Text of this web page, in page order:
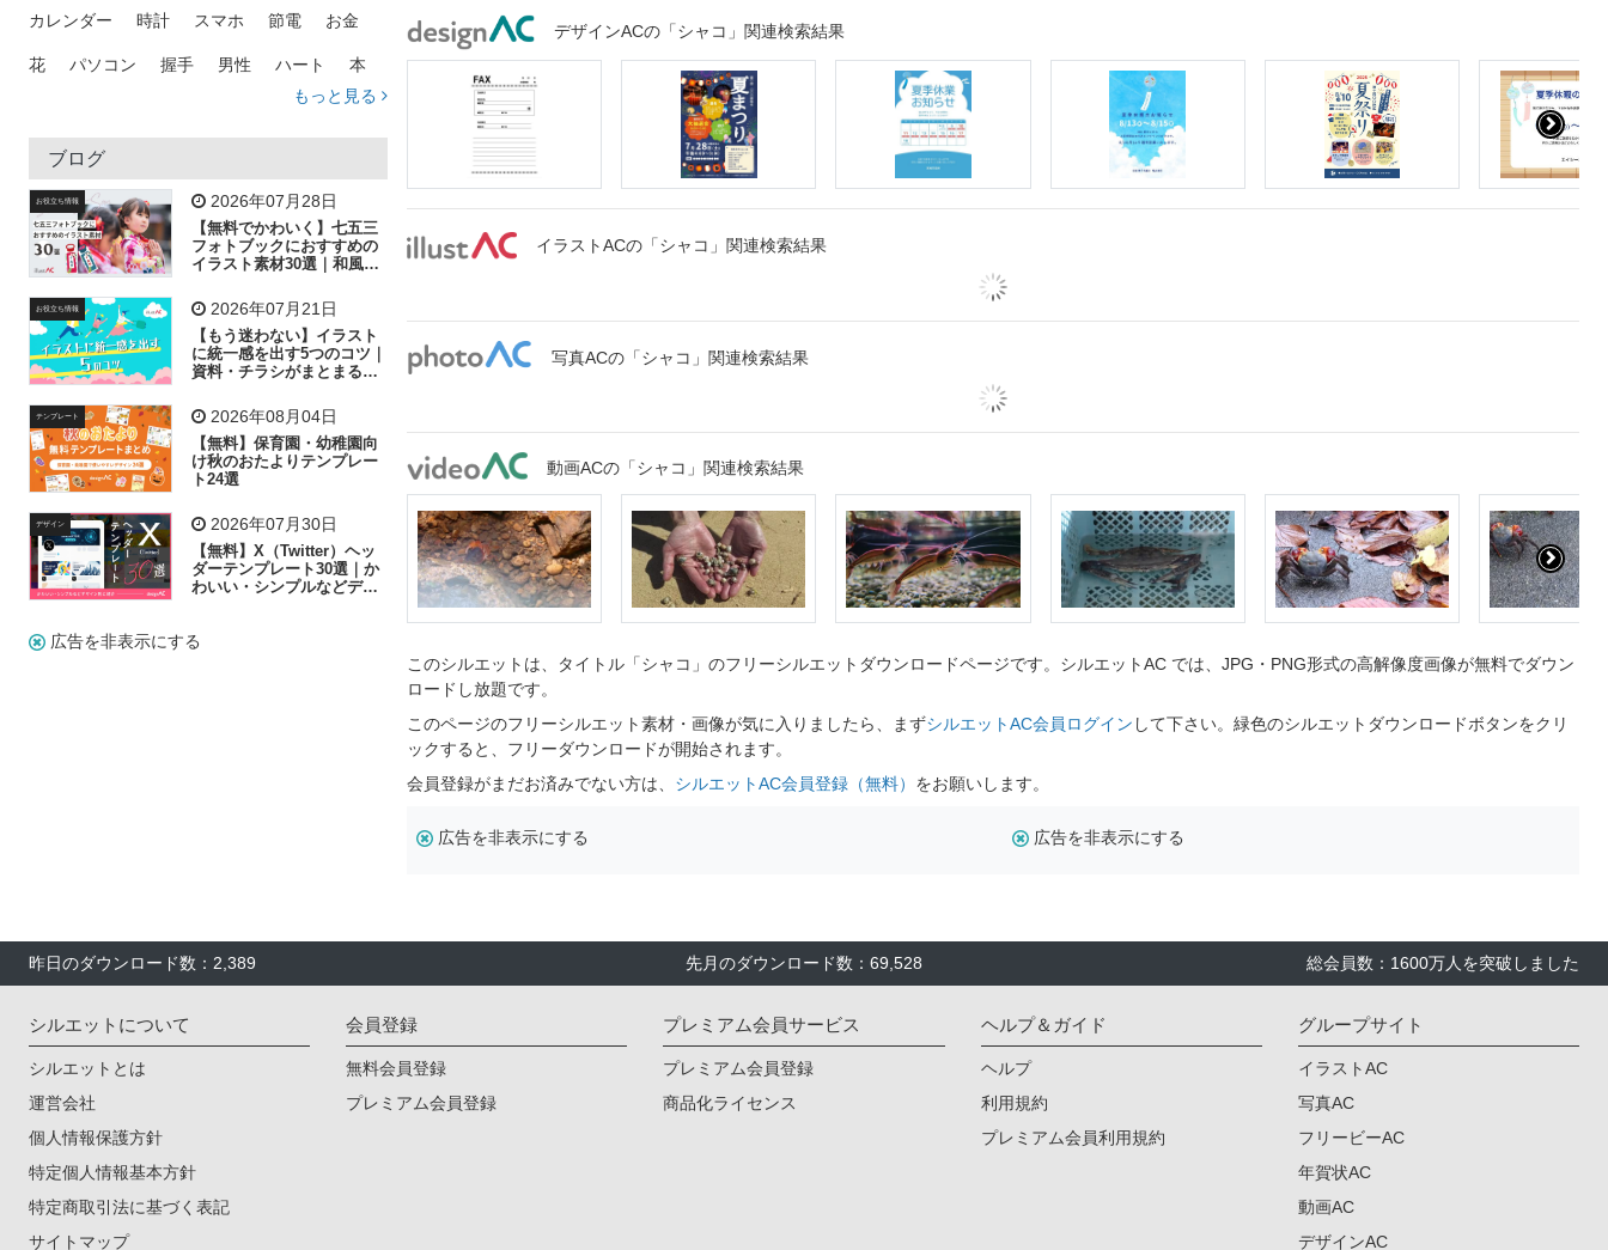
カレンダー 時計 スマホ 節電 お金
花 パソコン 握手 男性 ハート 本
トラック 木
吹き出し
飛行機 グラフ ビル 魚 家族 書類
歩く 工場 会社 太陽 キラキラ
子供 作業員 相談 ピクトグラム
もっと見る
ブログ
お役立ち情報 2026年07月28日
【無料でかわいく】七五三
フォトブックにおすすめの
イラスト素材30選｜和風の
お役立ち情報 2026年07月21日
【もう迷わない】イラスト
に統一感を出す5つのコツ｜
資料・チラシがまとまるフ
テンプレート 2026年08月04日
【無料】保育園・幼稚園向
け秋のおたよりテンプレー
ト24選
デザイン 2026年07月30日
【無料】X（Twitter）ヘッ
ダーテンプレート30選｜か
わいい・シンプルなどデザ
広告を非表示にする
デザインACの「シャコ」関連検索結果
イラストACの「シャコ」関連検索結果
写真ACの「シャコ」関連検索結果
動画ACの「シャコ」関連検索結果
このシルエットは、タイトル「シャコ」のフリーシルエットダウンロードページです。シルエットAC では、JPG・PNG形式の高解像度画像が無料でダウン
ロードし放題です。
このページのフリーシルエット素材・画像が気に入りましたら、まずシルエットAC会員ログイン して下さい。緑色のシルエットダウンロードボタンをクリ
ックすると、フリーダウンロードが開始されます。
会員登録がまだお済みでない方は、 シルエットAC会員登録（無料） をお願いします。
広告を非表示にする 広告を非表示にする
昨日のダウンロード数：2,389 先月のダウンロード数：69,528 総会員数：1600万人を突破しました
シルエットについて
シルエットとは
運営会社
個人情報保護方針
特定個人情報基本方針
特定商取引法に基づく表記
サイトマップ
会員登録
無料会員登録
プレミアム会員登録
プレミアム会員サービス
プレミアム会員登録
商品化ライセンス
ヘルプ＆ガイド
ヘルプ
利用規約
プレミアム会員利用規約
グループサイト
イラストAC
写真AC
フリービーAC
年賀状AC
動画AC
デザインAC